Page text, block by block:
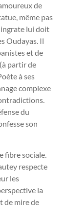
de
même pas
lui doit
Oudayas. Il
et de
partir de
à ses
complexe
du
son
fibre sociale.
respecte
les
la
de mire de